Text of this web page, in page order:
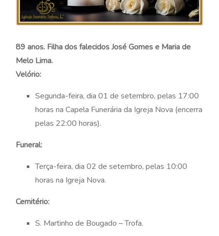
89 anos. Filha dos falecidos José Gomes e Maria de
Melo Lima.
Velório:
Segunda-feira, dia 01 de setembro, pelas 17:00
horas na Capela Funerária da Igreja Nova (encerra
pelas 22:00 horas).
Funeral:
Terça-feira, dia 02 de setembro, pelas 10:00
horas na Igreja Nova.
Cemitério:
S. Martinho de Bougado – Trofa.